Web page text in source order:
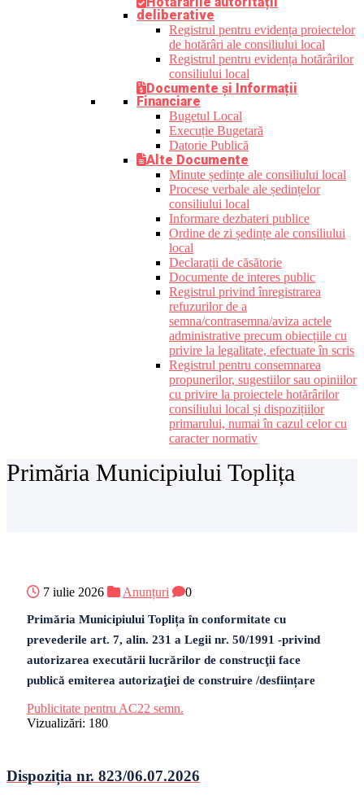
deliberative
Registrul pentru evidența proiectelor
de hotărâri ale consiliului local
Registrul pentru evidența hotărârilor
consiliului local
Documente și Informații
Financiare
Bugetul Local
Execuție Bugetară
Datorie Publică
Alte Documente
Minute ședințe ale consiliului local
Procese verbale ale ședințelor
consiliului local
Informare dezbateri publice
Ordine de zi ședințe ale consiliului
local
Declarații de căsătorie
Documente de interes public
Registrul privind înregistrarea
refuzurilor de a
semna/contrasemna/aviza actele
administrative precum obiecțiile cu
privire la legalitate, efectuate în scris
Registrul pentru consemnarea
propunerilor, sugestiilor sau opiniilor
cu privire la proiectele hotărârilor
consiliului local și dispozițiilor
primarului, numai în cazul celor cu
caracter normativ
Primăria Municipiului Toplița
7 iulie 2026 Anunțuri 0
Primăria Municipiului Toplița în conformitate cu
prevederile art. 7, alin. 231 a Legii nr. 50/1991 -privind
autorizarea executării lucrărilor de construcţii face
publică emiterea autorizaţiei de construire /desființare
Publicitate pentru AC22 semn.
Vizualizări: 180
Dispoziția nr. 823/06.07.2026